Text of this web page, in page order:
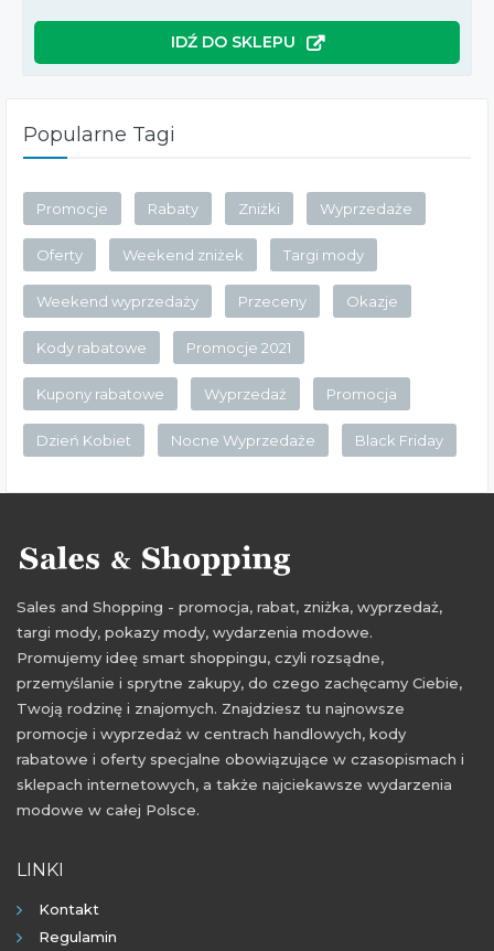
IDŹ DO SKLEPU
Popularne Tagi
Promocje Rabaty Zniżki Wyprzedaże
Oferty Weekend zniżek Targi mody
Weekend wyprzedaży Przeceny Okazje
Kody rabatowe Promocje 2021
Kupony rabatowe Wyprzedaż Promocja
Dzień Kobiet Nocne Wyprzedaże Black Friday
Sales and Shopping - promocja, rabat, zniżka, wyprzedaż,
targi mody, pokazy mody, wydarzenia modowe.
Promujemy ideę smart shoppingu, czyli rozsądne,
przemyślanie i sprytne zakupy, do czego zachęcamy Ciebie,
Twoją rodzinę i znajomych. Znajdziesz tu najnowsze
promocje i wyprzedaż w centrach handlowych, kody
rabatowe i oferty specjalne obowiązujące w czasopismach i
sklepach internetowych, a także najciekawsze wydarzenia
modowe w całej Polsce.
LINKI
Kontakt
Regulamin